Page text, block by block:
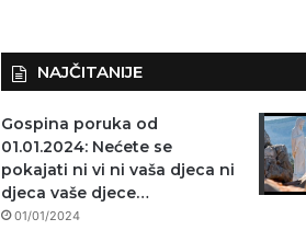
NAJČITANIJE
Gospina poruka od
01.01.2024: Nećete se
pokajati ni vi ni vaša djeca ni
djeca vaše djece…
01/01/2024